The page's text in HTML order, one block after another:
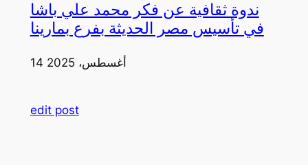
ندوة ثقافية عن فكر محمد علي باشا
في تأسيس مصر الحديثة بفرع بمارينا
14 أغسطس، 2025
edit post